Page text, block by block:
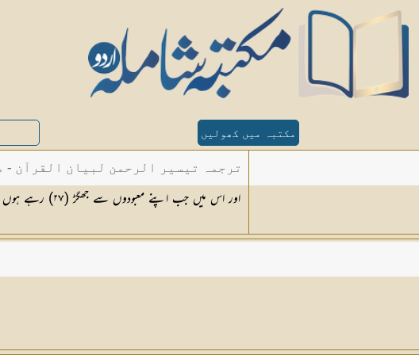
مکتبہ میں کھولیں
ترجمہ تیسیر الرحمن لبیان القرآن -
اور اس میں جب اپنے معبودوں سے جھگڑ (٢٧) رہے ہوں